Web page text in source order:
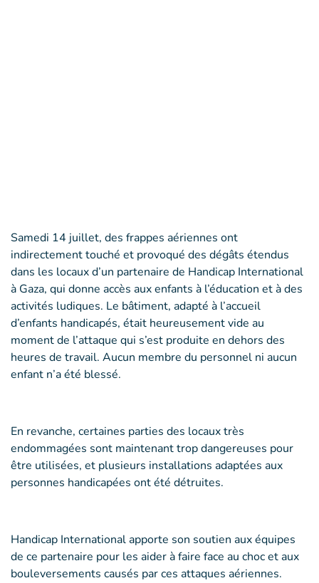
Samedi 14 juillet, des frappes aériennes ont
indirectement touché et provoqué des dégâts étendus
dans les locaux d’un partenaire de Handicap International
à Gaza, qui donne accès aux enfants à l’éducation et à des
activités ludiques. Le bâtiment, adapté à l’accueil
d’enfants handicapés, était heureusement vide au
moment de l’attaque qui s’est produite en dehors des
heures de travail. Aucun membre du personnel ni aucun
enfant n’a été blessé.
En revanche, certaines parties des locaux très
endommagées sont maintenant trop dangereuses pour
être utilisées, et plusieurs installations adaptées aux
personnes handicapées ont été détruites.
Handicap International apporte son soutien aux équipes
de ce partenaire pour les aider à faire face au choc et aux
bouleversements causés par ces attaques aériennes.